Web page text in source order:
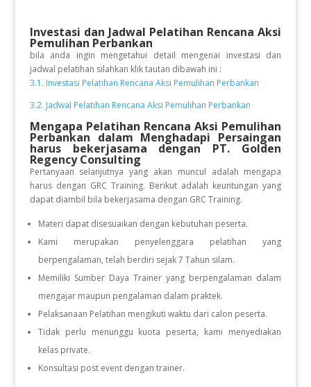
Investasi dan Jadwal Pelatihan Rencana Aksi
Pemulihan Perbankan
bila anda ingin mengetahui detail mengenai investasi dan
jadwal pelatihan silahkan klik tautan dibawah ini :
3.1. Investasi Pelatihan Rencana Aksi Pemulihan Perbankan
3.2. Jadwal Pelatihan Rencana Aksi Pemulihan Perbankan
Mengapa Pelatihan Rencana Aksi Pemulihan
Perbankan dalam Menghadapi Persaingan
harus bekerjasama dengan PT. Golden
Regency Consulting
Pertanyaan selanjutnya yang akan muncul adalah mengapa
harus dengan GRC Training. Berikut adalah keuntungan yang
dapat diambil bila bekerjasama dengan GRC Training.
Materi dapat disesuaikan dengan kebutuhan peserta.
Kami merupakan penyelenggara pelatihan yang
berpengalaman, telah berdiri sejak 7 Tahun silam.
Memiliki Sumber Daya Trainer yang berpengalaman dalam
mengajar maupun pengalaman dalam praktek.
Pelaksanaan Pelatihan mengikuti waktu dari calon peserta.
Tidak perlu menunggu kuota peserta, kami menyediakan
kelas private.
Konsultasi post event dengan trainer.